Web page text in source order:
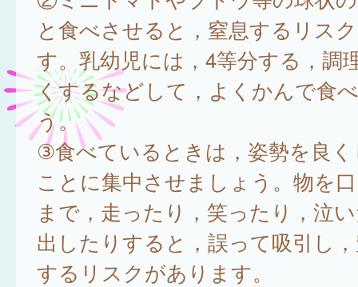
と食べさせると，窒息するリス
す。乳幼児には，4等分する，調
くするなどして，よくかんで食
う。
③食べているときは，姿勢を良
ことに集中させましょう。物を
まで，走ったり，笑ったり，泣
出したりすると，誤って吸引し
するリスクがあります。